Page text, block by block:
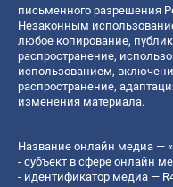
письменного разрешения
Незаконным
любое копирование,
распространение,
использованием,
распространение,
изменения материала.
Название онлайн медиа —
- субъект в сфере онлайн
- идентификатор медиа —